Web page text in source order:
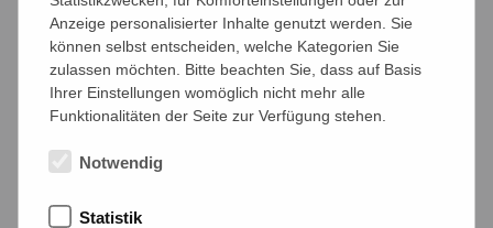
Geschäftsbedingungenund die
Datenschutzbestimmungen.
Captcha* Ergebnis*
Anzeige personalisierter Inhalte genutzt werden. Sie
können selbst entscheiden, welche Kategorien Sie
zulassen möchten. Bitte beachten Sie, dass auf Basis
Ihrer Einstellungen womöglich nicht mehr alle
Funktionalitäten der Seite zur Verfügung stehen.
Notwendig
Statistik